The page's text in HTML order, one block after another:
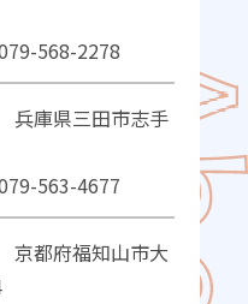
568-2278
兵庫県三田市志手
563-4677
都府福知山市大